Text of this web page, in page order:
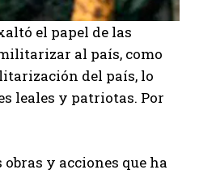
el papel de las
al país, como
del país, lo
leales y patriotas. Por
y acciones que ha